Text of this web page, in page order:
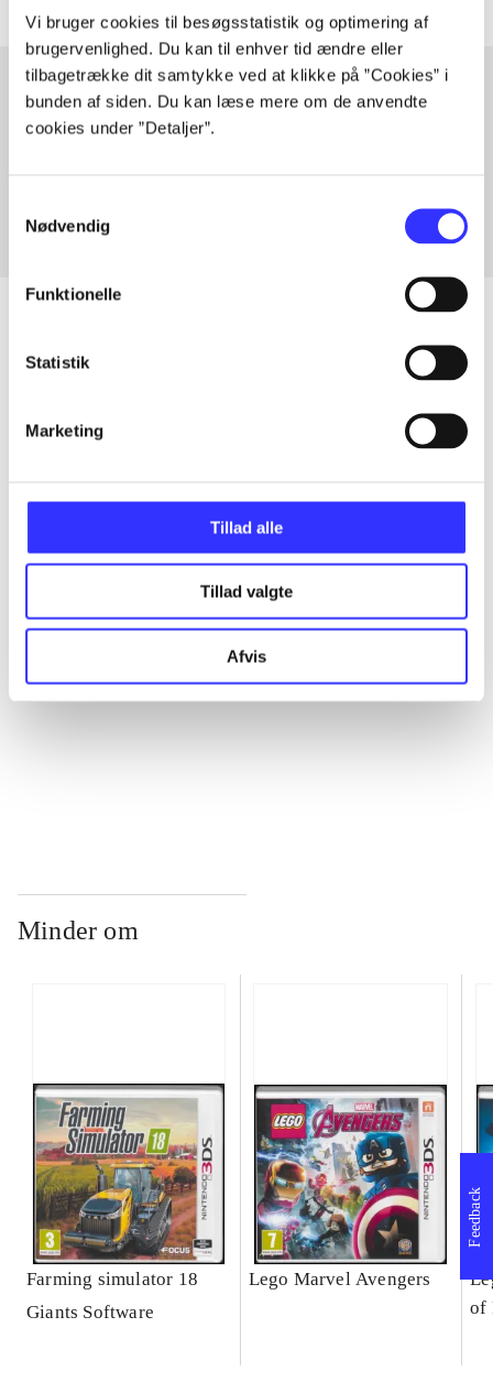
Vi bruger cookies til besøgsstatistik og optimering af
brugervenlighed. Du kan til enhver tid ændre eller
tilbagetrække dit samtykke ved at klikke på ”Cookies” i
bunden af siden. Du kan læse mere om de anvendte
cookies under ”Detaljer”.
Nødvendig
Funktionelle
Statistik
Marketing
Tillad alle
Tillad valgte
Afvis
Artikler med samme emner
...
...
Minder om
Farming simulator 18
Giants Software
Lego Marvel Avengers
of
Feedback